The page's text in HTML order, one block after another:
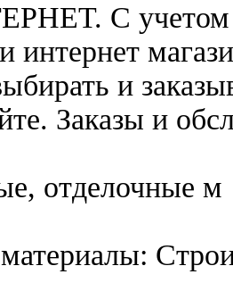
С учетом
интернет
и
Заказы и
отделочные м